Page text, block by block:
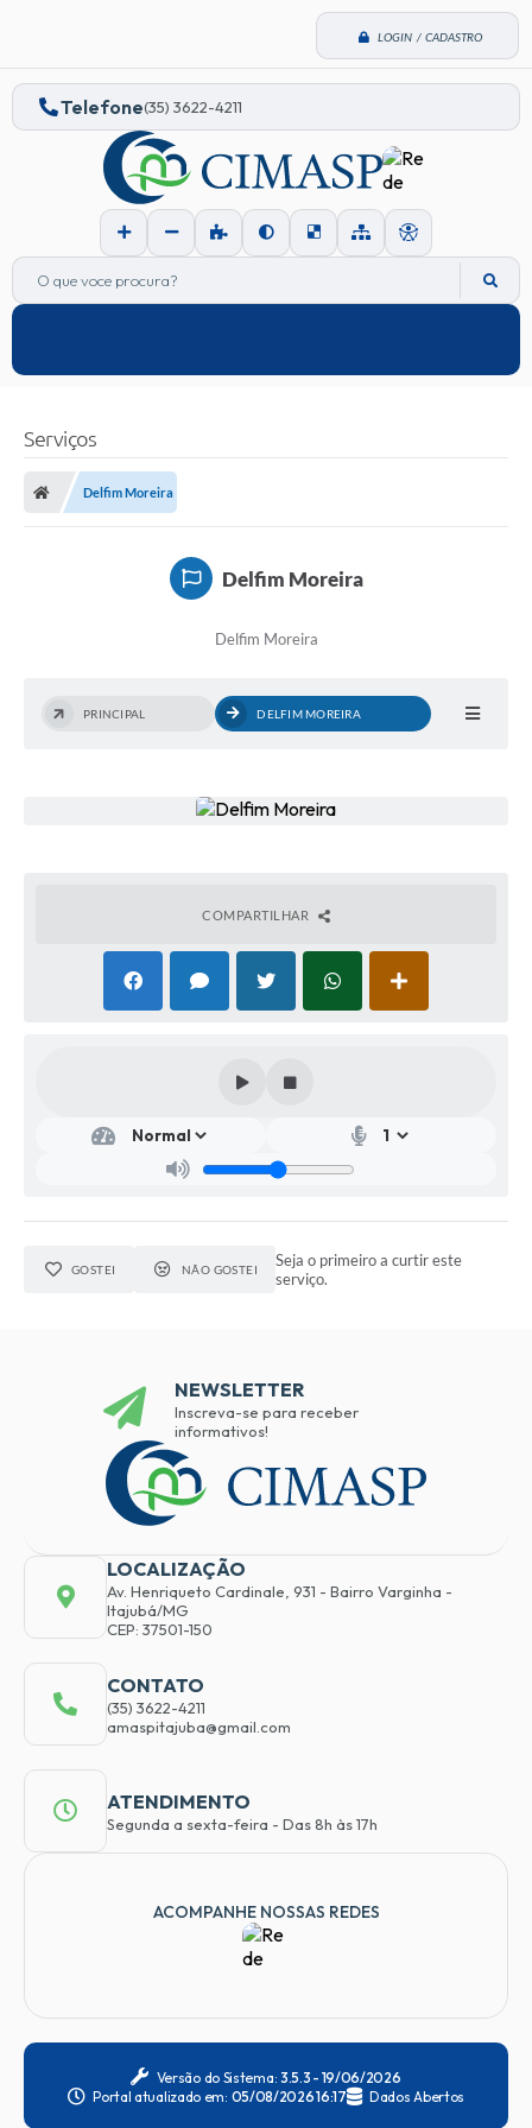
LOGIN / CADASTRO
O que voce procura?
Telefone(35) 3622-4211
Serviços
Delfim Moreira
Delfim Moreira
Delfim Moreira
PRINCIPAL DELFIM MOREIRA
COMPARTILHAR
GOSTEI NÃO GOSTEI
Seja o primeiro a curtir este
serviço.
ACOMPANHE NOSSAS REDES
LOCALIZAÇÃO
Av. Henriqueto Cardinale, 931 - Bairro Varginha -
Itajubá/MG
CEP: 37501-150
CONTATO
(35) 3622-4211
amaspitajuba@gmail.com
ATENDIMENTO
Segunda a sexta-feira - Das 8h às 17h
NEWSLETTER
Inscreva-se para receber
informativos!
Versão do Sistema: 3.5.3 - 19/06/2026
Portal atualizado em: 05/08/2026 16:17 Dados Abertos